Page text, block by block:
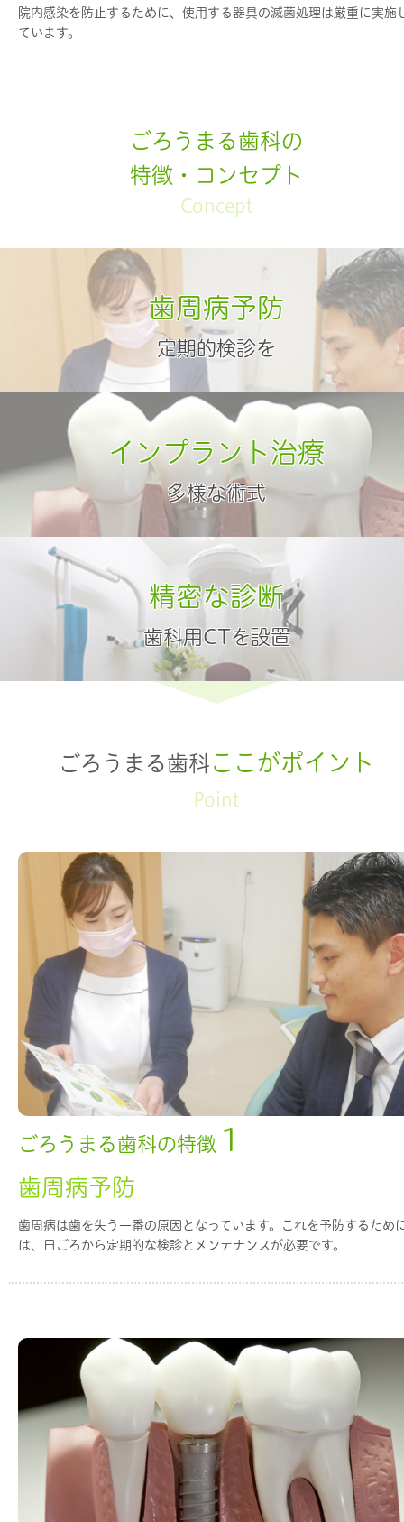
院内感染を防止するために、使用する器具の滅菌処理は厳重に実施
ています。
ごろうまる歯科の
特徴・コンセプト
Concept
歯周病予防
定期的検診を
歯周病予防
定期的検診を
インプラント治療
多様な術式
インプラント治療
多様な術式
精密な診断
歯科用CTを設置
精密な診断
歯科用CTを設置
ごろうまる歯科ここがポイント
Point
ごろうまる歯科の特徴 1
歯周病予防
歯周病は歯を失う一番の原因となっています。これを予防するため
は、日ごろから定期的な検診とメンテナンスが必要です。